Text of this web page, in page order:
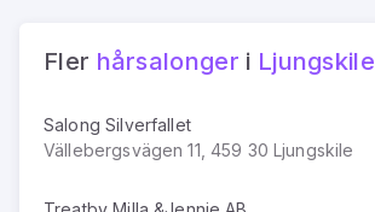
Fler hårsalonger i Ljungskile
Salong Silverfallet
Vällebergsvägen 11, 459 30 Ljungskile